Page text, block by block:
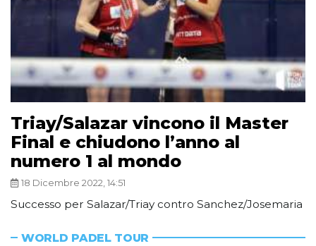
Triay/Salazar vincono il Master
Final e chiudono l’anno al
numero 1 al mondo
18 Dicembre 2022, 14:51
Successo per Salazar/Triay contro Sanchez/Josemaria
WORLD PADEL TOUR